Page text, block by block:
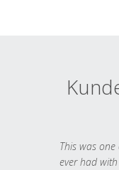
This was
ever had